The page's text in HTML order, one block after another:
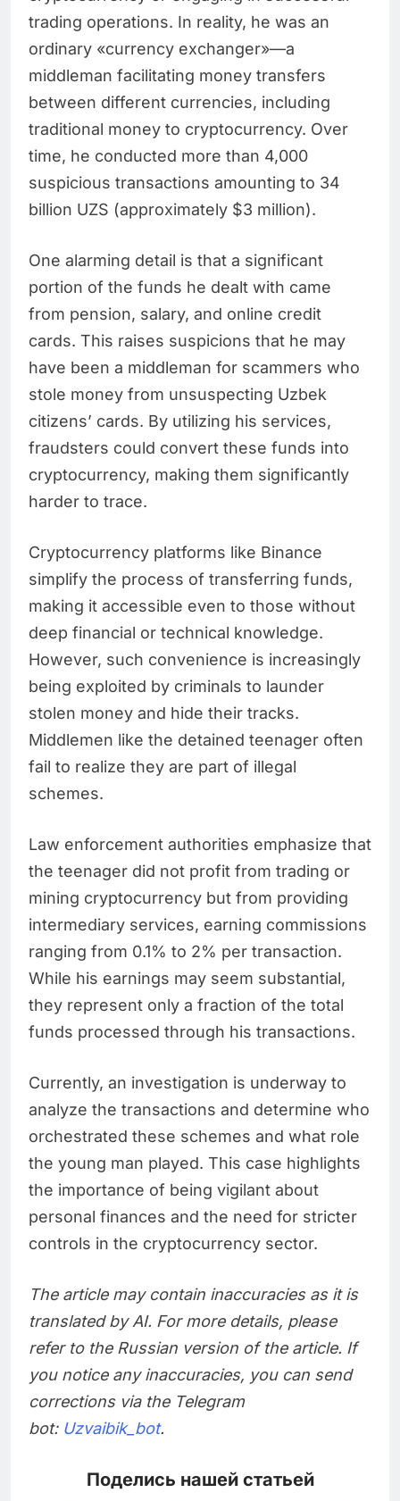
trading operations. In reality, he was an
ordinary «currency exchanger»—a
middleman facilitating money transfers
between different currencies, including
traditional money to cryptocurrency. Over
time, he conducted more than 4,000
suspicious transactions amounting to 34
billion UZS (approximately $3 million).
One alarming detail is that a significant
portion of the funds he dealt with came
from pension, salary, and online credit
cards. This raises suspicions that he may
have been a middleman for scammers who
stole money from unsuspecting Uzbek
citizens’ cards. By utilizing his services,
fraudsters could convert these funds into
cryptocurrency, making them significantly
harder to trace.
Cryptocurrency platforms like Binance
simplify the process of transferring funds,
making it accessible even to those without
deep financial or technical knowledge.
However, such convenience is increasingly
being exploited by criminals to launder
stolen money and hide their tracks.
Middlemen like the detained teenager often
fail to realize they are part of illegal
schemes.
Law enforcement authorities emphasize that
the teenager did not profit from trading or
mining cryptocurrency but from providing
intermediary services, earning commissions
ranging from 0.1% to 2% per transaction.
While his earnings may seem substantial,
they represent only a fraction of the total
funds processed through his transactions.
Currently, an investigation is underway to
analyze the transactions and determine who
orchestrated these schemes and what role
the young man played. This case highlights
the importance of being vigilant about
personal finances and the need for stricter
controls in the cryptocurrency sector.
The article may contain inaccuracies as it is
translated by AI. For more details, please
refer to the Russian version of the article. If
you notice any inaccuracies, you can send
corrections via the Telegram
bot: Uzvaibik_bot.
Поделись нашей статьей